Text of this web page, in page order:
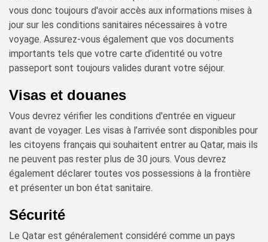
vous donc toujours d'avoir accès aux informations mises à
jour sur les conditions sanitaires nécessaires à votre
voyage. Assurez-vous également que vos documents
importants tels que votre carte d’identité ou votre
passeport sont toujours valides durant votre séjour.
Visas et douanes
Vous devrez vérifier les conditions d'entrée en vigueur
avant de voyager. Les visas à l’arrivée sont disponibles pour
les citoyens français qui souhaitent entrer au Qatar, mais ils
ne peuvent pas rester plus de 30 jours. Vous devrez
également déclarer toutes vos possessions à la frontière
et présenter un bon état sanitaire.
Sécurité
Le Qatar est généralement considéré comme un pays